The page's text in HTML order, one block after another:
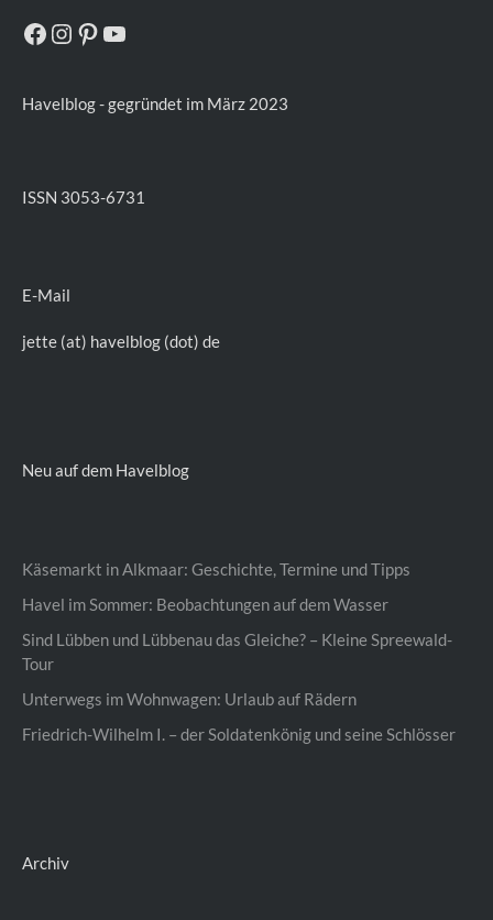
Facebook
Instagram
Pinterest
YouTube
Havelblog - gegründet im März 2023
ISSN 3053-6731
E-Mail
jette (at) havelblog (dot) de
Neu auf dem Havelblog
Käsemarkt in Alkmaar: Geschichte, Termine und Tipps
Havel im Sommer: Beobachtungen auf dem Wasser
Sind Lübben und Lübbenau das Gleiche? – Kleine Spreewald-
Tour
Unterwegs im Wohnwagen: Urlaub auf Rädern
Friedrich-Wilhelm I. – der Soldatenkönig und seine Schlösser
Archiv